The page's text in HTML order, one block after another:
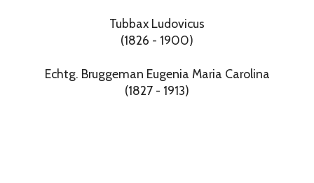
Tubbax Ludovicus
(1826 - 1900)
Echtg. Bruggeman Eugenia Maria Carolina
(1827 - 1913)